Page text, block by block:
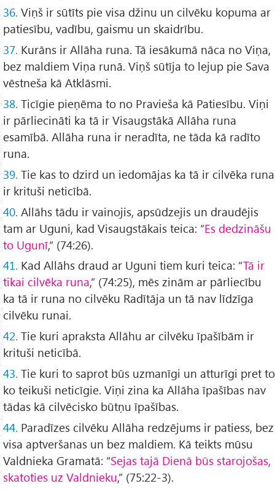
36. Viņš ir sūtīts pie visa džinu un cilvēku kopuma ar
patiesību, vadību, gaismu un skaidrību.
37. Kurāns ir Allāha runa. Tā iesākumā nāca no Viņa,
bez maldiem Viņa runā. Viņš sūtīja to lejup pie Sava
vēstneša kā Atklāsmi.
38. Ticīgie pieņēma to no Pravieša kā Patiesību. Viņi
ir pārliecināti ka tā ir Visaugstākā Allāha runa
esamībā. Allāha runa ir neradīta, ne tāda kā radīto
runa.
39. Tie kas to dzird un iedomājas ka tā ir cilvēka runa
ir krituši neticībā.
40. Allāhs tādu ir vainojis, apsūdzejis un draudējis
tam ar Uguni, kad Visaugstākais teica: “Es dedzināšu
to Ugunī,” (74:26).
41. Kad Allāhs draud ar Uguni tiem kuri teica: “Tā ir
tikai cilvēka runa,” (74:25), mēs zinām ar pārliecību
ka tā ir runa no cilvēku Radītāja un tā nav līdzīga
cilvēku runai.
42. Tie kuri apraksta Allāhu ar cilvēku īpašībām ir
krituši neticībā.
43. Tie kuri to saprot būs uzmanīgi un atturīgi pret to
ko teikuši neticīgie. Viņi zina ka Allāha īpašības nav
tādas kā cilvēcisko būtņu īpašības.
44. Paradīzes cilvēku Allāha redzējums ir patiess, bez
visa aptveršanas un bez maldiem. Kā teikts mūsu
Valdnieka Gramatā: “Sejas tajā Dienā būs starojošas,
skatoties uz Valdnieku,” (75:22-3).